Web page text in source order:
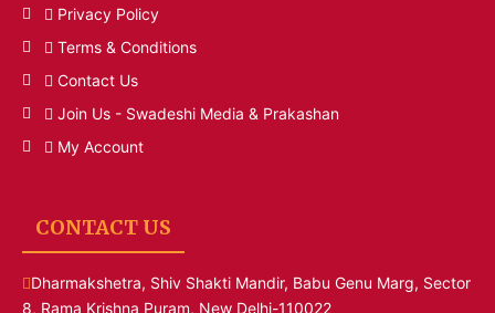
Privacy Policy
Terms & Conditions
Contact Us
Join Us - Swadeshi Media & Prakashan
My Account
CONTACT US
Dharmakshetra, Shiv Shakti Mandir, Babu Genu Marg, Sector
8, Rama Krishna Puram, New Delhi-110022